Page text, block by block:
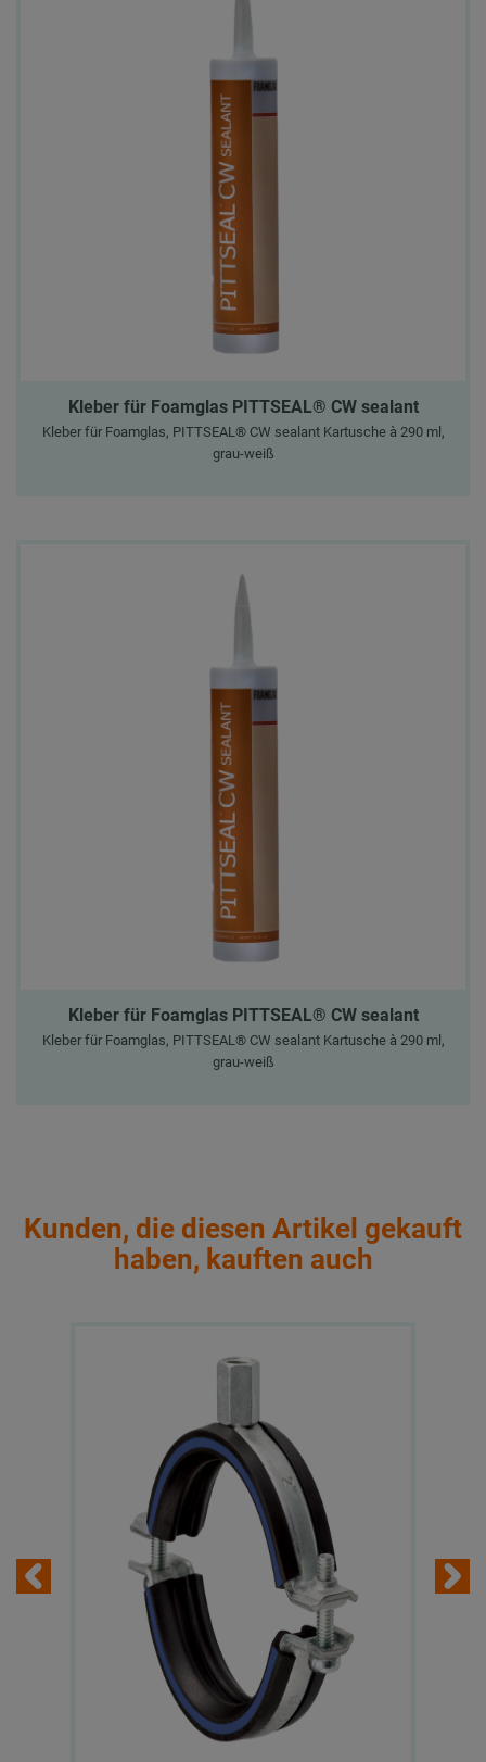
Kleber für Foamglas PITTSEAL® CW sealant
Kleber für Foamglas, PITTSEAL® CW sealant Kartusche à 290 ml,
grau-weiß
Kleber für Foamglas PITTSEAL® CW sealant
Kleber für Foamglas, PITTSEAL® CW sealant Kartusche à 290 ml,
grau-weiß
Kunden, die diesen Artikel gekauft
haben, kauften auch